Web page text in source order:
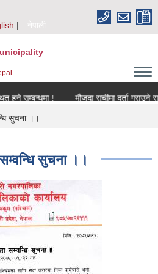
नेपाली
! मौजुदा सूचीमा दर्ता गराउने सम्बन्धी
सुचना ।।
सुचना ।।